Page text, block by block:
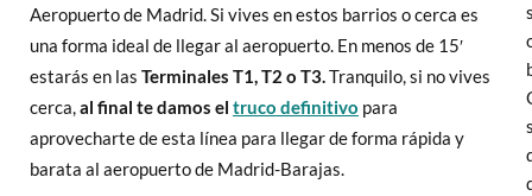
Aeropuerto de Madrid. Si vives en estos barrios o cerca es
una forma ideal de llegar al aeropuerto. En menos de 15′
estarás en las Terminales T1, T2 o T3.Tranquilo, si no vives
cerca,al final te damos el truco definitivo para
aprovecharte de esta línea para llegar de forma rápida y
barata al aeropuerto de Madrid-Barajas.